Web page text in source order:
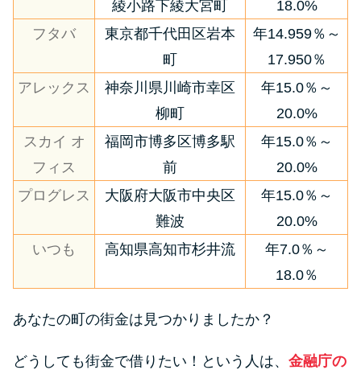
綾小路下綾大宮町
18.0%
フタバ
東京都千代田区岩本
町
年14.959％～
17.950％
アレックス
神奈川県川崎市幸区
柳町
年15.0％～
20.0%
スカイ オ
フィス
福岡市博多区博多駅
前
年15.0％～
20.0%
プログレス
大阪府大阪市中央区
難波
年15.0％～
20.0%
いつも
高知県高知市杉井流
年7.0％～
18.0％
あなたの町の街金は見つかりましたか？
どうしても街金で借りたい！という人は、 金融庁の